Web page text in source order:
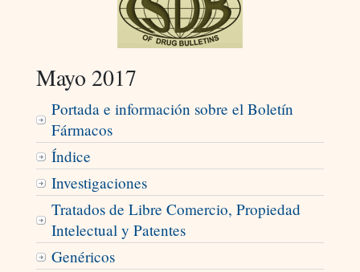
Mayo 2017
Portada e información sobre el Boletín
Fármacos
Índice
Investigaciones
Tratados de Libre Comercio, Propiedad
Intelectual y Patentes
Genéricos